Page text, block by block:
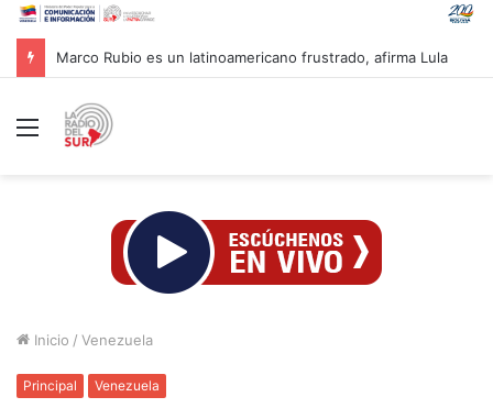
Marco Rubio es un latinoamericano frustrado, afirma Lula
Menú
Inicio / Venezuela
Principal Venezuela